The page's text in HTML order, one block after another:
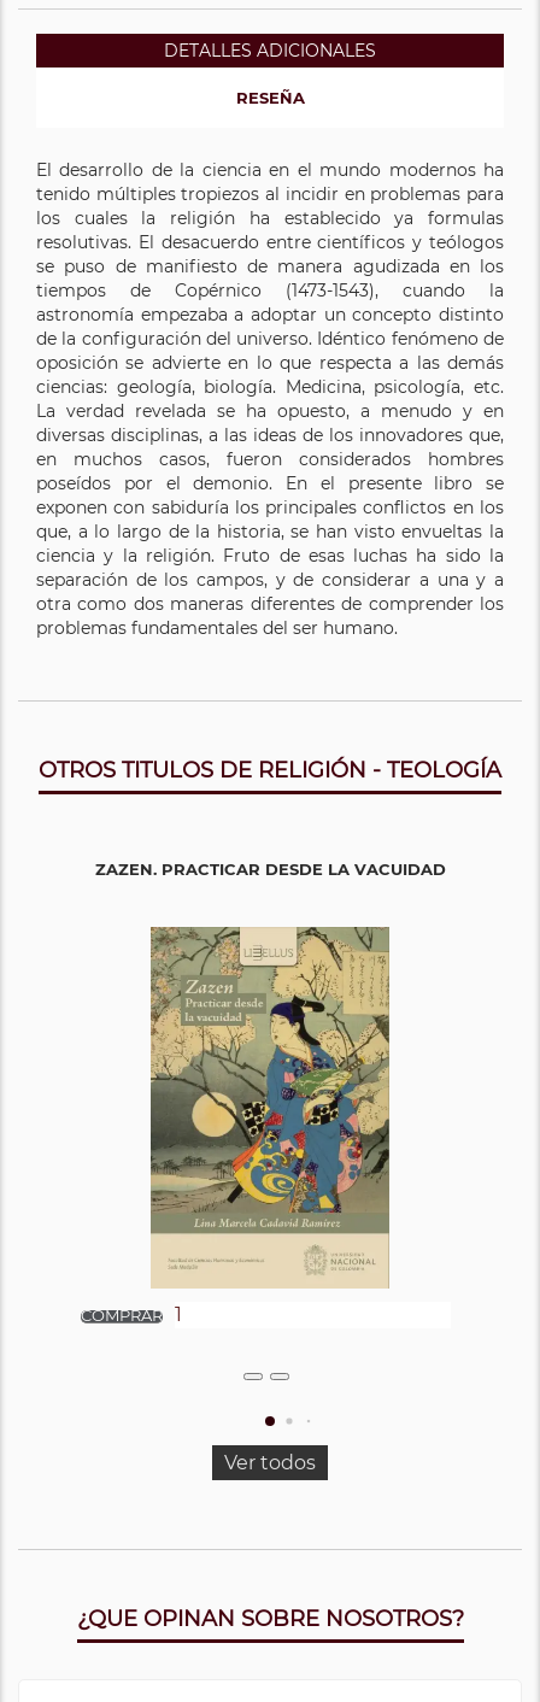
DETALLES ADICIONALES
RESEÑA
El desarrollo de la ciencia en el mundo modernos ha
tenido múltiples tropiezos al incidir en problemas para
los cuales la religión ha establecido ya formulas
resolutivas. El desacuerdo entre científicos y teólogos
se puso de manifiesto de manera agudizada en los
tiempos de Copérnico (1473-1543), cuando la
astronomía empezaba a adoptar un concepto distinto
de la configuración del universo. Idéntico fenómeno de
oposición se advierte en lo que respecta a las demás
ciencias: geología, biología. Medicina, psicología, etc.
La verdad revelada se ha opuesto, a menudo y en
diversas disciplinas, a las ideas de los innovadores que,
en muchos casos, fueron considerados hombres
poseídos por el demonio. En el presente libro se
exponen con sabiduría los principales conflictos en los
que, a lo largo de la historia, se han visto envueltas la
ciencia y la religión. Fruto de esas luchas ha sido la
separación de los campos, y de considerar a una y a
otra como dos maneras diferentes de comprender los
problemas fundamentales del ser humano.
OTROS TITULOS DE RELIGIÓN - TEOLOGÍA
ZAZEN. PRACTICAR DESDE LA VACUIDAD
Ver todos
¿QUE OPINAN SOBRE NOSOTROS?